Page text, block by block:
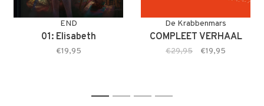
END
01: Elisabeth
€19,95
De Krabbenmars
COMPLEET VERHAAL
€29,95 €19,95
1 2 3 4